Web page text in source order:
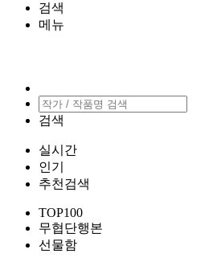
검색
메뉴
검색
실시간
인기
추천검색
TOP100
무협단행본
선물함